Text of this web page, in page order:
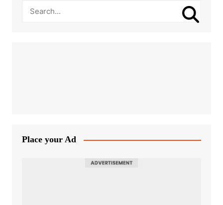
Place your Ad